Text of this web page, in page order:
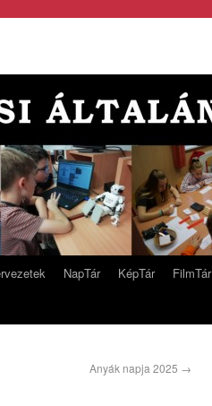
NapTár KépTár FilmTár
Anyák napja 2025 →